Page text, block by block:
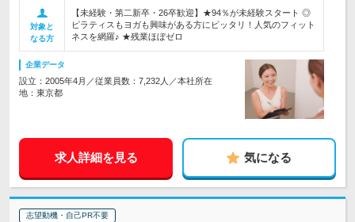
対象と
なる方
【未経験・第二新卒・26卒歓迎】★94％が未経験スタート ◎
ピラティスもヨガも興味がある方にピッタリ！人気のフィット
ネスを網羅♪ ★残業ほぼゼロ
企業データ
設立：2005年4月／従業員数：7,232人／本社所在
地：東京都
求人詳細を見る 気になる
志望動機・自己PR不要